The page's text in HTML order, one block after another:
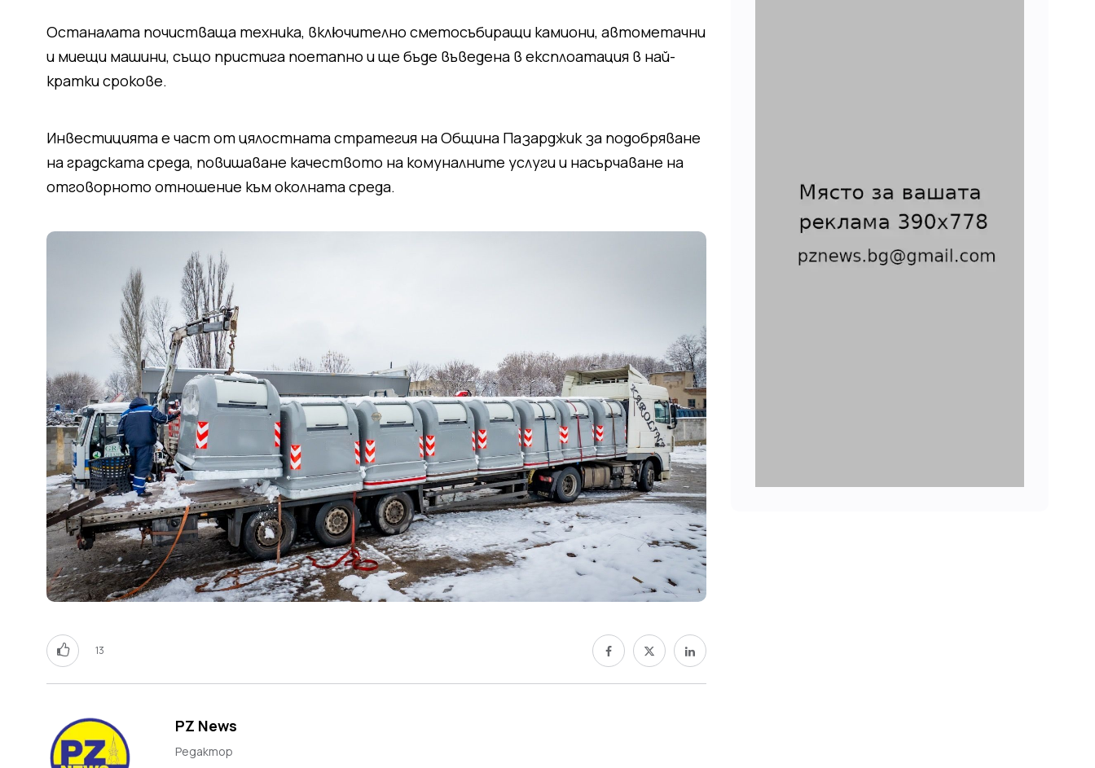
Останалата почистваща техника, включително сметосъбиращи камиони, автометачни
и миещи машини, също пристига поетапно и ще бъде въведена в експлоатация в най-
кратки срокове.
Инвестицията е част от цялостната стратегия на Община Пазарджик за подобряване
на градската среда, повишаване качеството на комуналните услуги и насърчаване на
отговорното отношение към околната среда.
13
PZ News
Редактор